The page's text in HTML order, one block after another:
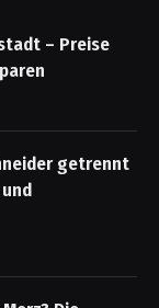
– Preise
getrennt